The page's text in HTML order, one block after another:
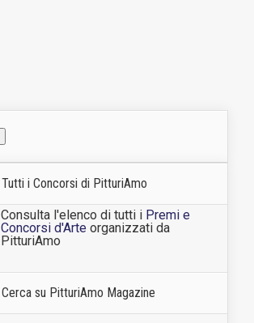
Tutti i Concorsi di PitturiAmo
Consulta l'elenco di tutti i Premi e
Concorsi d'Arte organizzati da
PitturiAmo
Cerca su PitturiAmo Magazine